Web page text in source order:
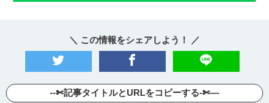
＼ この情報をシェアしよう！ ／
--✄記事タイトルとURLをコピーする-✄—